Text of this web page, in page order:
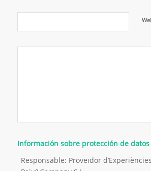
Información sobre protección de datos
Responsable: Proveïdor d’Experiències